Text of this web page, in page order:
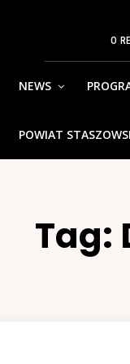
O
NEWS
POWIAT
Tag: